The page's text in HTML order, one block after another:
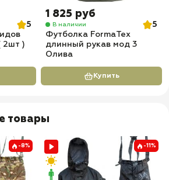
5
2шт )
1 825 руб
В наличии
5
Футболка FormaTex
длинный рукав мод 3
Олива
Купить
товары
-8% -11%